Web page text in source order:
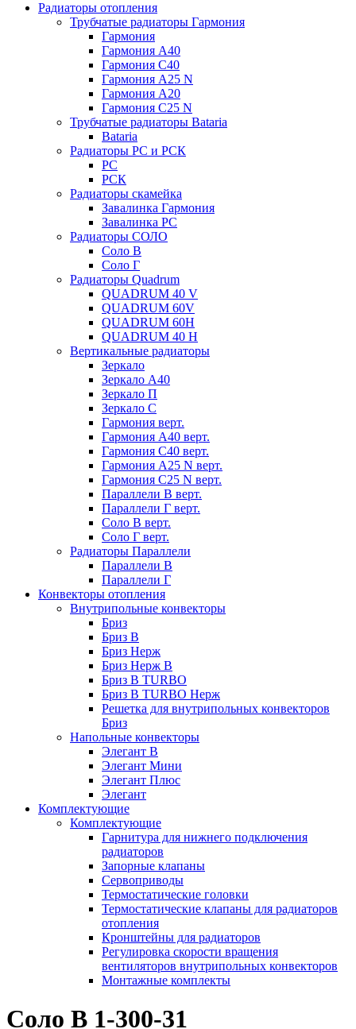
Радиаторы отопления
Трубчатые радиаторы Гармония
Гармония
Гармония А40
Гармония С40
Гармония А25 N
Гармония А20
Гармония С25 N
Трубчатые радиаторы Bataria
Bataria
Радиаторы РС и РСК
РС
РСК
Радиаторы скамейка
Завалинка Гармония
Завалинка РС
Радиаторы СОЛО
Соло В
Соло Г
Радиаторы Quadrum
QUADRUM 40 V
QUADRUM 60V
QUADRUM 60H
QUADRUM 40 H
Вертикальные радиаторы
Зеркало
Зеркало А40
Зеркало П
Зеркало С
Гармония верт.
Гармония А40 верт.
Гармония С40 верт.
Гармония А25 N верт.
Гармония С25 N верт.
Параллели В верт.
Параллели Г верт.
Соло В верт.
Соло Г верт.
Радиаторы Параллели
Параллели В
Параллели Г
Конвекторы отопления
Внутрипольные конвекторы
Бриз
Бриз В
Бриз Нерж
Бриз Нерж В
Бриз В TURBO
Бриз В TURBO Нерж
Решетка для внутрипольных конвекторов
Бриз
Напольные конвекторы
Элегант В
Элегант Мини
Элегант Плюс
Элегант
Комплектующие
Комплектующие
Гарнитура для нижнего подключения
радиаторов
Запорные клапаны
Сервоприводы
Термостатические головки
Термостатические клапаны для радиаторов
отопления
Кронштейны для радиаторов
Регулировка скорости вращения
вентиляторов внутрипольных конвекторов
Монтажные комплекты
Соло В 1-300-31